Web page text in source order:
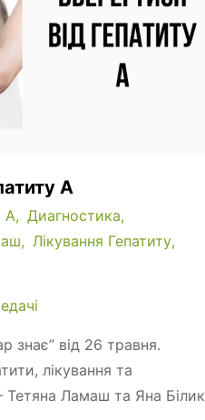
А
А
Диагностика
Лікування Гепатиту
знає” від 26 травня.
лікування та
Тетяна Ламаш та Яна Білик